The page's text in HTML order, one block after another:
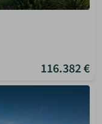
116.382 €